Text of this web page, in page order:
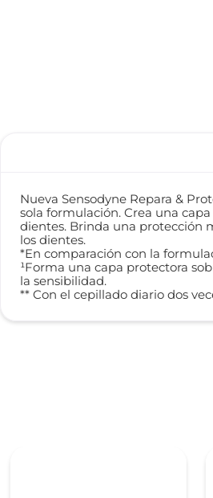
Nueva Sensodyne Repara &
sola formulación. Crea una
dientes. Brinda una protección
los dientes.
*En comparación con la
¹Forma una capa protectora
la sensibilidad.
** Con el cepillado diario dos